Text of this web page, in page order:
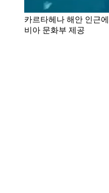
카르타헤나 해안 인근
비아 문화부 제공